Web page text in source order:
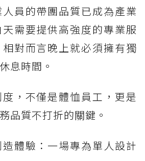
員的帶團品質已成為產業
需要提供高強度的專業服
對而言晚上就必須擁有獨
息時間。
，不僅是體恤員工，更是
品質不打折的關鍵。
體驗：一場專為單人設計